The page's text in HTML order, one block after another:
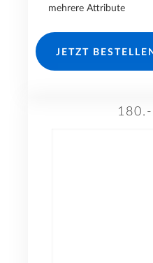
mehrere Attribute
JETZT BESTELLEN